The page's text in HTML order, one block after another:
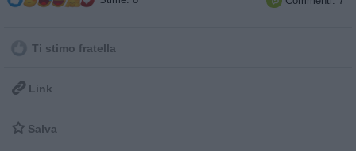
Ti stimo fratella
 Link
 Salva